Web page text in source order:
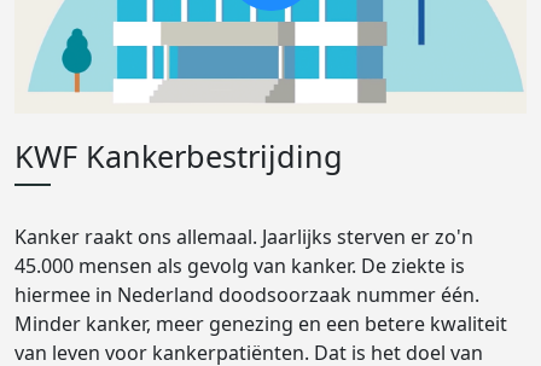
KWF Kankerbestrijding
Kanker raakt ons allemaal. Jaarlijks sterven er zo'n
45.000 mensen als gevolg van kanker. De ziekte is
hiermee in Nederland doodsoorzaak nummer één.
Minder kanker, meer genezing en een betere kwaliteit
van leven voor kankerpatiënten. Dat is het doel van